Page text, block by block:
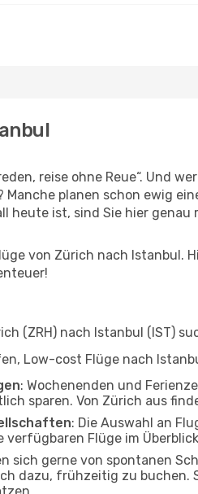
reise ohne Reue“. Und
planen schon ewig
heute ist, sind Sie hier genau
von Zürich nach Istanbul.
(ZRH) nach Istanbul (IST)
Low-cost Flüge nach
: Wochenenden und
sparen. Von Zürich aus
: Die Auswahl an
verfügbaren Flüge im
sich gerne von spontanen
dazu, frühzeitig zu buchen.